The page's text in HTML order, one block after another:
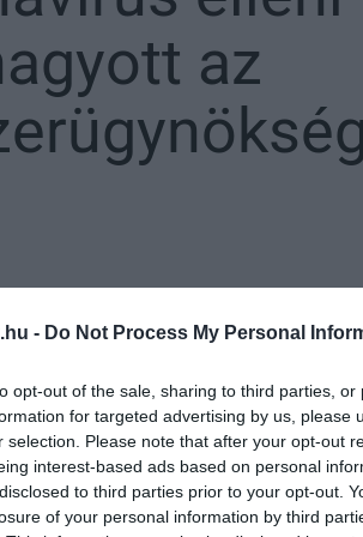
- Do Not Process My Personal
opt-out of the sale, sharing to third parties,
for targeted advertising by us, please
selection. Please note that after your opt-out
interest-based ads based on personal
to third parties prior to your opt-out.
of your personal information by third
az
az amerikai Novavax
amelyet Nuvaxovid (illetve
már az ötödik oltás, amely
felüliek számára – írja a
alakítottak ki ártalmatlan
növelő